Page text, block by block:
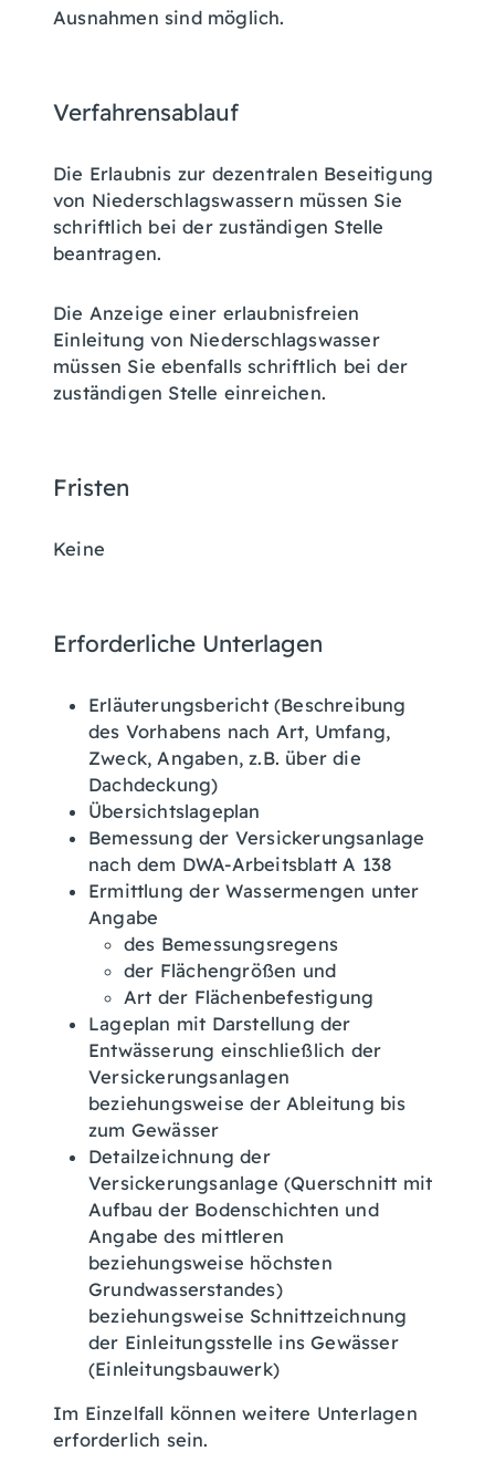
Ausnahmen sind möglich.
Verfahrensablauf
Die Erlaubnis zur dezentralen Beseitigung
von Niederschlagswassern müssen Sie
schriftlich bei der zuständigen Stelle
beantragen.
Die Anzeige einer erlaubnisfreien
Einleitung von Niederschlagswasser
müssen Sie ebenfalls schriftlich bei der
zuständigen Stelle einreichen.
Fristen
Keine
Erforderliche Unterlagen
Erläuterungsbericht (Beschreibung
des Vorhabens nach Art, Umfang,
Zweck, Angaben, z.B. über die
Dachdeckung)
Übersichtslageplan
Bemessung der Versickerungsanlage
nach dem DWA-Arbeitsblatt A 138
Ermittlung der Wassermengen unter
Angabe
des Bemessungsregens
der Flächengrößen und
Art der Flächenbefestigung
Lageplan mit Darstellung der
Entwässerung einschließlich der
Versickerungsanlagen
beziehungsweise der Ableitung bis
zum Gewässer
Detailzeichnung der
Versickerungsanlage (Querschnitt mit
Aufbau der Bodenschichten und
Angabe des mittleren
beziehungsweise höchsten
Grundwasserstandes)
beziehungsweise Schnittzeichnung
der Einleitungsstelle ins Gewässer
(Einleitungsbauwerk)
Im Einzelfall können weitere Unterlagen
erforderlich sein.